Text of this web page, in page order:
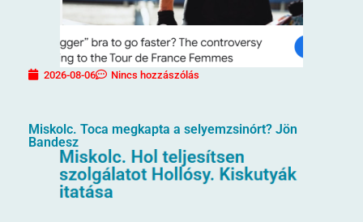
2026-08-06 Nincs hozzászólás
Miskolc. Toca megkapta a selyemzsinórt? Jön
Bandesz